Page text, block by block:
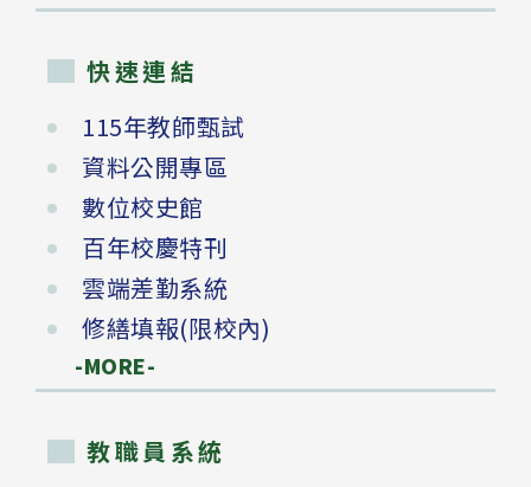
快速連結
115年教師甄試
資料公開專區
數位校史館
百年校慶特刊
雲端差勤系統
修繕填報(限校內)
-MORE-
教職員系統